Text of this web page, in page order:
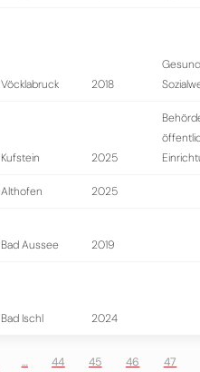
Vöcklabruck 2018
Kufstein 2025
Althofen 2025
Bad Aussee 2019
Bad Ischl 2024
… 44 45 46 47